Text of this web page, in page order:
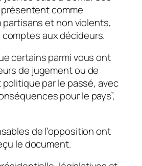
comme
et non violents,
aux décideurs.
certains parmi vous ont
de jugement ou de
par le passé, avec
pour le pays”,
de l’opposition ont
le document.